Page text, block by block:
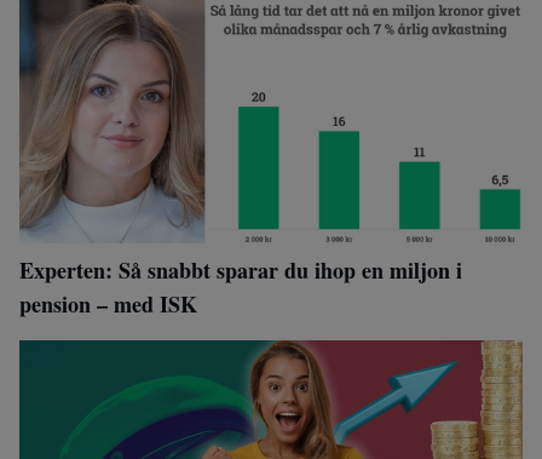
Experten: Så snabbt sparar du ihop en miljon i
pension – med ISK